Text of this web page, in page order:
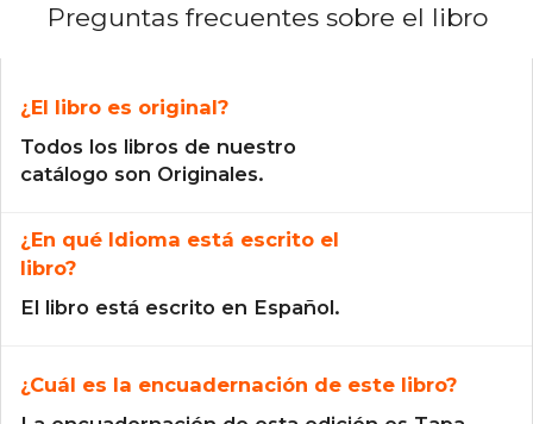
Preguntas frecuentes sobre el libro
¿El libro es original?
Todos los libros de nuestro
catálogo son Originales.
¿En qué Idioma está escrito el
libro?
El libro está escrito en Español.
¿Cuál es la encuadernación de este libro?